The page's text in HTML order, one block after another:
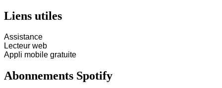
Liens utiles
Assistance
Lecteur web
Appli mobile gratuite
Abonnements Spotify